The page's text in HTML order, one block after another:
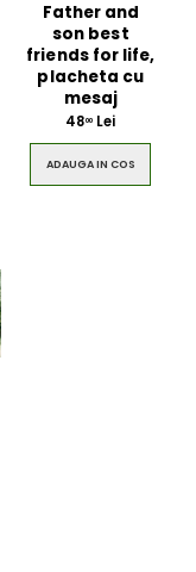
Father and
son best
friends for life,
placheta cu
mesaj
4800 Lei
ADAUGA IN COS